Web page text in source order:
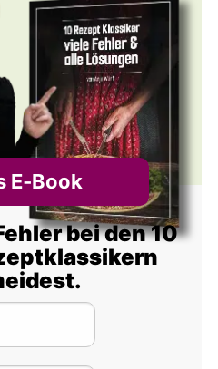
E‑Book
bei den 10